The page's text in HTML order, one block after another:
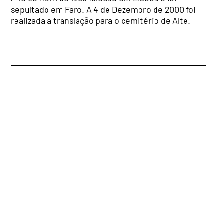
sepultado em Faro. A 4 de Dezembro de 2000 foi
realizada a translação para o cemitério de Alte.